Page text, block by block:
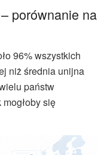
porównanie na
96% wszystkich
niż średnia unijna
państw
się